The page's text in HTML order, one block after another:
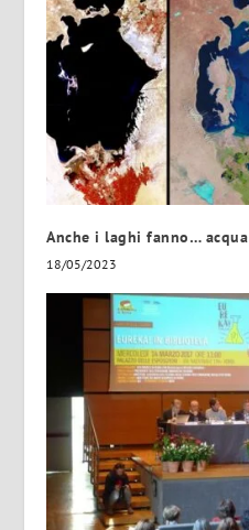
Anche i laghi fanno… acqua
18/05/2023